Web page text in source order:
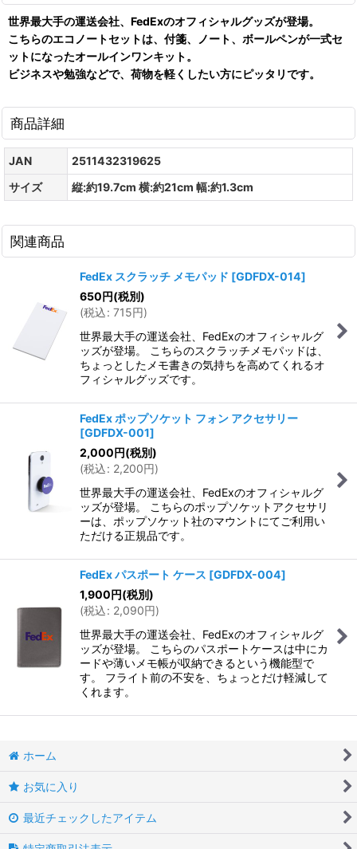
世界最大手の運送会社、FedExのオフィシャルグッズが登場。
こちらのエコノートセットは、付箋、ノート、ボールペンが一式セ
ットになったオールインワンキット。
ビジネスや勉強などで、荷物を軽くしたい方にピッタリです。
商品詳細
JAN
2511432319625
サイズ
縦:約19.7cm 横:約21cm 幅:約1.3cm
関連商品
FedEx スクラッチ メモパッド [GDFDX-014]
650円(税別)
(税込: 715円)
世界最大手の運送会社、FedExのオフィシャルグ
ッズが登場。 こちらのスクラッチメモパッドは、
ちょっとしたメモ書きの気持ちを高めてくれるオ
フィシャルグッズです。
FedEx ポップソケット フォン アクセサリー
[GDFDX-001]
2,000円(税別)
(税込: 2,200円)
世界最大手の運送会社、FedExのオフィシャルグ
ッズが登場。 こちらのポップソケットアクセサリ
ーは、ポップソケット社のマウントにてご利用い
ただける正規品です。
FedEx パスポート ケース [GDFDX-004]
1,900円(税別)
(税込: 2,090円)
世界最大手の運送会社、FedExのオフィシャルグ
ッズが登場。 こちらのパスポートケースは中にカ
ードや薄いメモ帳が収納できるという機能型で
す。 フライト前の不安を、ちょっとだけ軽減して
くれます。
ホーム
お気に入り
最近チェックしたアイテム